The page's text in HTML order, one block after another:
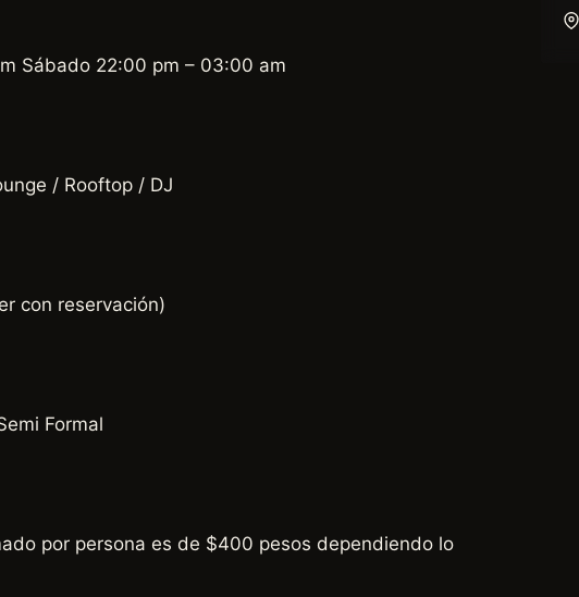
Sábado 22:00 pm – 03:00 am
/ Rooftop / DJ
con reservación)
Formal
por persona es de $400 pesos dependiendo lo